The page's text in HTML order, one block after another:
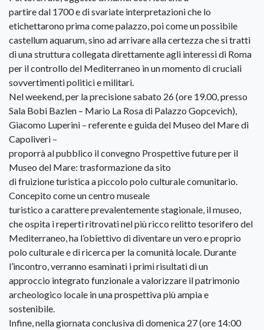
partire dal 1700 e di svariate interpretazioni che lo
etichettarono prima come palazzo, poi come un possibile
castellum aquarum, sino ad arrivare alla certezza che si tratti
di una struttura collegata direttamente agli interessi di Roma
per il controllo del Mediterraneo in un momento di cruciali
sovvertimenti politici e militari.
Nel weekend, per la precisione sabato 26 (ore 19.00, presso
Sala Bobi Bazlen – Mario La Rosa di Palazzo Gopcevich),
Giacomo Luperini – referente e guida del Museo del Mare di
Capoliveri –
proporrà al pubblico il convegno Prospettive future per il
Museo del Mare: trasformazione da sito
di fruizione turistica a piccolo polo culturale comunitario.
Concepito come un centro museale
turistico a carattere prevalentemente stagionale, il museo,
che ospita i reperti ritrovati nel più ricco relitto tesorifero del
Mediterraneo, ha l’obiettivo di diventare un vero e proprio
polo culturale e di ricerca per la comunità locale. Durante
l’incontro, verranno esaminati i primi risultati di un
approccio integrato funzionale a valorizzare il patrimonio
archeologico locale in una prospettiva più ampia e
sostenibile.
Infine, nella giornata conclusiva di domenica 27 (ore 14:00